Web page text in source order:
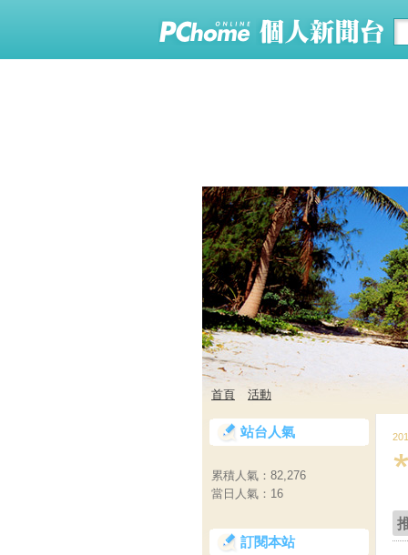
首頁 活動
站台人氣
累積人氣： 82,276
當日人氣： 16
訂閱本站